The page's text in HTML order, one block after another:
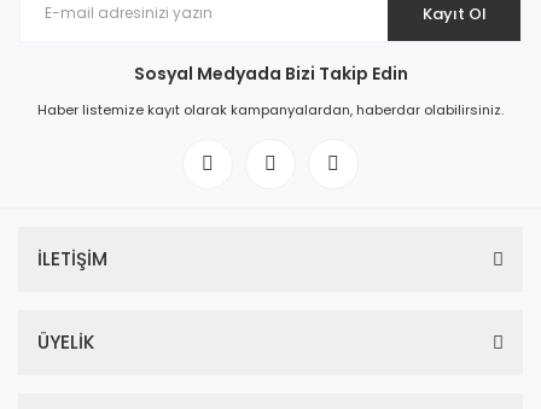
Kayıt Ol
Sosyal Medyada Bizi Takip Edin
Haber listemize kayıt olarak kampanyalardan, haberdar olabilirsiniz.
İLETİŞİM
ÜYELİK